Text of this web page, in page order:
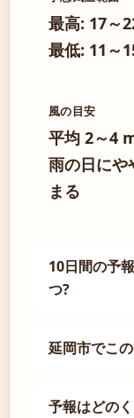
最高: 17～
最低: 11～
風の目安
平均 2～4
雨の日にや
まる
10日間の予
つ?
延岡市でこ
予報はどの